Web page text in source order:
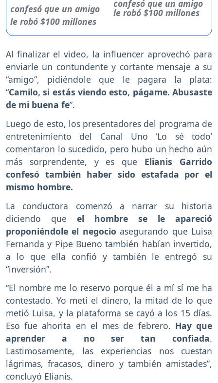
confesó que un amigo
le robó $100 millones
Al finalizar el video, la influencer aprovechó para
enviarle un contundente y cortante mensaje a su
“amigo”, pidiéndole que le pagara la plata:
“Camilo, si estás viendo esto, págame. Abusaste
de mi buena fe”.
Luego de esto, los presentadores del programa de
entretenimiento del Canal Uno ‘Lo sé todo’
comentaron lo sucedido, pero hubo un hecho aún
más sorprendente, y es que Elianis Garrido
confesó también haber sido estafada por el
mismo hombre.
La conductora comenzó a narrar su historia
diciendo que el hombre se le apareció
proponiéndole el negocio asegurando que Luisa
Fernanda y Pipe Bueno también habían invertido,
a lo que ella confió y también le entregó su
“inversión”.
“El nombre me lo reservo porque él a mí sí me ha
contestado. Yo metí el dinero, la mitad de lo que
metió Luisa, y la plataforma se cayó a los 15 días.
Eso fue ahorita en el mes de febrero. Hay que
aprender a no ser tan confiada.
Lastimosamente, las experiencias nos cuestan
lágrimas, fracasos, dinero y también amistades”,
concluyó Elianis.